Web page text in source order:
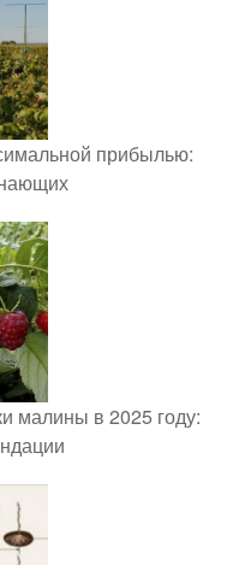
прибылью:
малины в 2025 году: